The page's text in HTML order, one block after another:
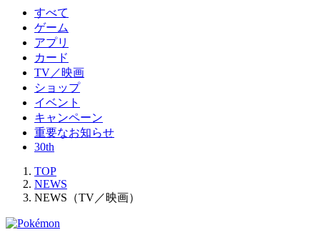
すべて
ゲーム
アプリ
カード
TV／映画
ショップ
イベント
キャンペーン
重要なお知らせ
30th
TOP
NEWS
NEWS（TV／映画）